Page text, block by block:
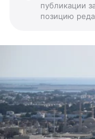
публикации
позицию